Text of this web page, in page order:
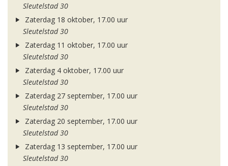
Sleutelstad 30
Zaterdag 18 oktober, 17.00 uur
Sleutelstad 30
Zaterdag 11 oktober, 17.00 uur
Sleutelstad 30
Zaterdag 4 oktober, 17.00 uur
Sleutelstad 30
Zaterdag 27 september, 17.00 uur
Sleutelstad 30
Zaterdag 20 september, 17.00 uur
Sleutelstad 30
Zaterdag 13 september, 17.00 uur
Sleutelstad 30